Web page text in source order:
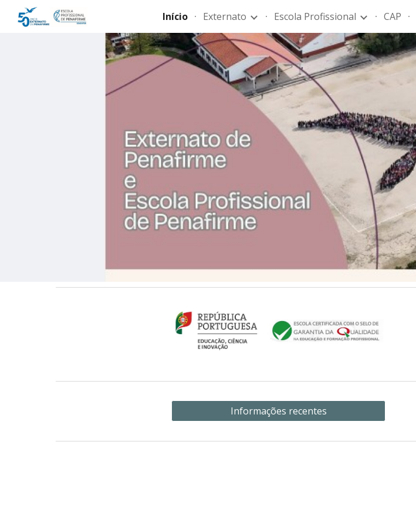
Skip to main content
Início Externato Escola Profissional CAP
Informações recentes